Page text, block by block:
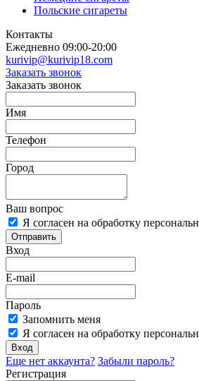
Польские сигареты
Контакты
Ежедневно 09:00-20:00
kurivip@kurivip18.com
Заказать звонок
Заказать звонок
Имя
Телефон
Город
Ваш вопрос
Я согласен на обработку
Отправить
Вход
E-mail
Пароль
Запомнить меня
Я согласен на обработку
Вход
Еще нет аккаунта? Забыли пароль?
Регистрация